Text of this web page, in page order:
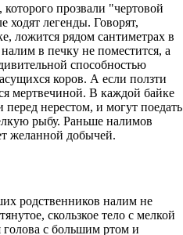
прозвали "чертовой
легенды. Говорят,
ложится рядом сантиметрах в
в печку не поместится, а
способностью
коров. А если ползти
мертвечиной. В каждой байке
нерестом, и могут поедать
рыбу. Раньше налимов
желанной добычей.
родственников налим не
скользкое тело с мелкой
голова с большим ртом и